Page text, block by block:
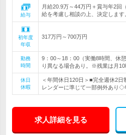
給与
月給20.9万～44万円＋賞与年2
給を考慮し相談の上、決定しま
初年度
年収
317万円～700万円
勤務
時間
9：00～18：00（実働8時間、休
り異なる場合あり。※残業は月10
休日
休暇
＜年間休日120日＞■完全週休2
レンダーに準じて一部例外あり◇
求人詳細を見る